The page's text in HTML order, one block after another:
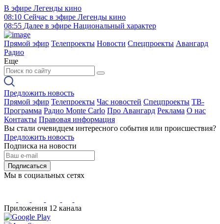
В эфире Легенды кино
08:10 Сейчас в эфире Легенды кино
08:55 Далее в эфире Национальный характер
Прямой эфир Телепроекты Новости Спецпроекты Авангард
Радио
Еще
Предложить новость
Прямой эфир Телепроекты Час новостей Спецпроекты ТВ-
Программа Радио Monte Carlo Про Авангард Реклама О нас
Контакты Правовая информация
Вы стали очевидцем интересного события или происшествия?
Предложить новость
Подписка на новости
Подписаться
Мы в социальных сетях
Приложения 12 канала